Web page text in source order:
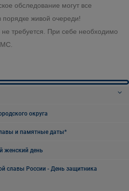
обследование могут все
живой очереди!
требуется. При себе необходимо
округа
и памятные даты*
женский день
славы России - День защитника